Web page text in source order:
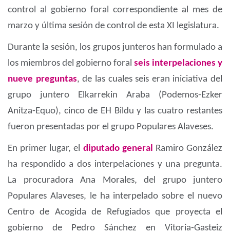
control al gobierno foral correspondiente al mes de
marzo y última sesión de control de esta XI legislatura.
Durante la sesión, los grupos junteros han formulado a
los miembros del gobierno foral seis interpelaciones y
nueve preguntas, de las cuales seis eran iniciativa del
grupo juntero Elkarrekin Araba (Podemos-Ezker
Anitza-Equo), cinco de EH Bildu y las cuatro restantes
fueron presentadas por el grupo Populares Alaveses.
En primer lugar, el diputado general Ramiro González
ha respondido a dos interpelaciones y una pregunta.
La procuradora Ana Morales, del grupo juntero
Populares Alaveses, le ha interpelado sobre el nuevo
Centro de Acogida de Refugiados que proyecta el
gobierno de Pedro Sánchez en Vitoria-Gasteiz